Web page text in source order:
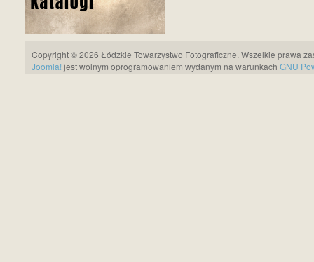
Copyright © 2026 Łódzkie Towarzystwo Fotograficzne. Wszelkie prawa
Joomla! jest wolnym oprogramowaniem wydanym na warunkach GNU